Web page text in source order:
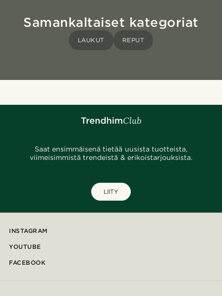
Samankaltaiset kategoriat
LAUKUT REPUT
Saat ensimmäisenä tietää uusista tuotteista,
viimeisimmistä trendeistä & erikoistarjouksista.
LIITY
INSTAGRAM
YOUTUBE
FACEBOOK